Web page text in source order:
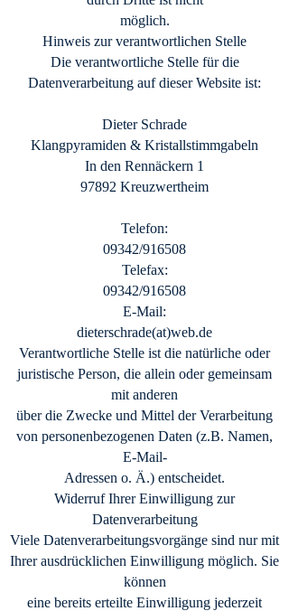
möglich.
Hinweis zur verantwortlichen Stelle
Die verantwortliche Stelle für die
Datenverarbeitung auf dieser Website ist:
Dieter Schrade
Klangpyramiden & Kristallstimmgabeln
In den Rennäckern 1
97892 Kreuzwertheim
Telefon:
09342/916508
Telefax:
09342/916508
E-Mail:
dieterschrade(at)web.de
Verantwortliche Stelle ist die natürliche oder
juristische Person, die allein oder gemeinsam
mit anderen
über die Zwecke und Mittel der Verarbeitung
von personenbezogenen Daten (z.B. Namen,
E-Mail-
Adressen o. Ä.) entscheidet.
Widerruf Ihrer Einwilligung zur
Datenverarbeitung
Viele Datenverarbeitungsvorgänge sind nur mit
Ihrer ausdrücklichen Einwilligung möglich. Sie
können
eine bereits erteilte Einwilligung jederzeit